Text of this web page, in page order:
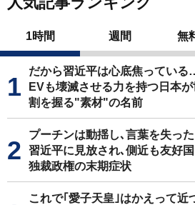
1時間 週間 無
だから習近平は心底焦っている
EVも壊滅させる力を持つ日本
割を握る"素材"の名前
プーチンは動揺し､言葉を失っ
習近平に見放され､側近も友好
独裁政権の末期症状
これで｢愛子天皇｣はかえって近